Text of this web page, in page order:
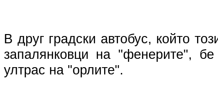
В друг градски автобус, който
запалянковци на "фенерите",
ултрас на "орлите".